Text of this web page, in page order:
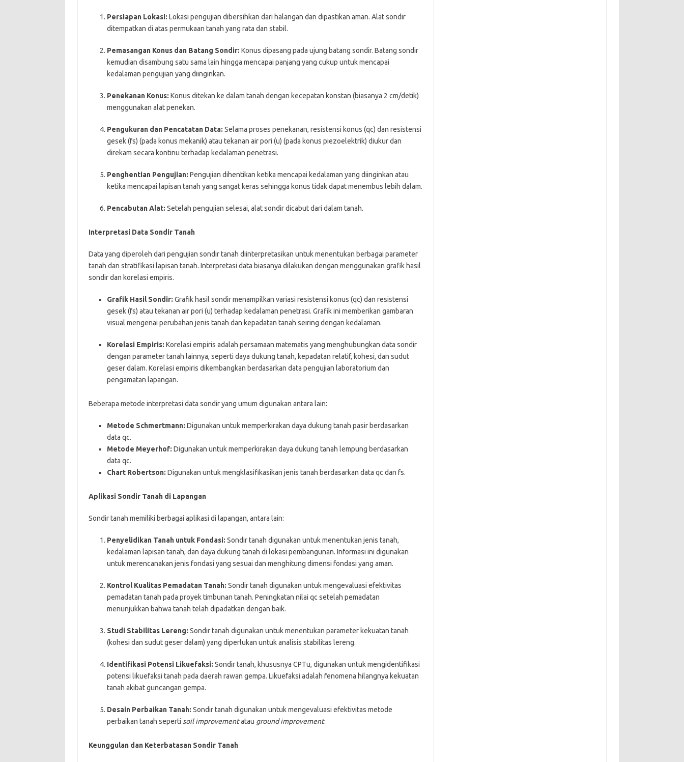
Persiapan Lokasi: Lokasi pengujian dibersihkan dari halangan dan dipastikan aman. Alat sondir
ditempatkan di atas permukaan tanah yang rata dan stabil.
Pemasangan Konus dan Batang Sondir: Konus dipasang pada ujung batang sondir. Batang sondir
kemudian disambung satu sama lain hingga mencapai panjang yang cukup untuk mencapai
kedalaman pengujian yang diinginkan.
Penekanan Konus: Konus ditekan ke dalam tanah dengan kecepatan konstan (biasanya 2 cm/detik)
menggunakan alat penekan.
Pengukuran dan Pencatatan Data: Selama proses penekanan, resistensi konus (qc) dan resistensi
gesek (fs) (pada konus mekanik) atau tekanan air pori (u) (pada konus piezoelektrik) diukur dan
direkam secara kontinu terhadap kedalaman penetrasi.
Penghentian Pengujian: Pengujian dihentikan ketika mencapai kedalaman yang diinginkan atau
ketika mencapai lapisan tanah yang sangat keras sehingga konus tidak dapat menembus lebih dalam.
Pencabutan Alat: Setelah pengujian selesai, alat sondir dicabut dari dalam tanah.
Interpretasi Data Sondir Tanah
Data yang diperoleh dari pengujian sondir tanah diinterpretasikan untuk menentukan berbagai parameter
tanah dan stratifikasi lapisan tanah. Interpretasi data biasanya dilakukan dengan menggunakan grafik hasil
sondir dan korelasi empiris.
Grafik Hasil Sondir: Grafik hasil sondir menampilkan variasi resistensi konus (qc) dan resistensi
gesek (fs) atau tekanan air pori (u) terhadap kedalaman penetrasi. Grafik ini memberikan gambaran
visual mengenai perubahan jenis tanah dan kepadatan tanah seiring dengan kedalaman.
Korelasi Empiris: Korelasi empiris adalah persamaan matematis yang menghubungkan data sondir
dengan parameter tanah lainnya, seperti daya dukung tanah, kepadatan relatif, kohesi, dan sudut
geser dalam. Korelasi empiris dikembangkan berdasarkan data pengujian laboratorium dan
pengamatan lapangan.
Beberapa metode interpretasi data sondir yang umum digunakan antara lain:
Metode Schmertmann: Digunakan untuk memperkirakan daya dukung tanah pasir berdasarkan
data qc.
Metode Meyerhof: Digunakan untuk memperkirakan daya dukung tanah lempung berdasarkan
data qc.
Chart Robertson: Digunakan untuk mengklasifikasikan jenis tanah berdasarkan data qc dan fs.
Aplikasi Sondir Tanah di Lapangan
Sondir tanah memiliki berbagai aplikasi di lapangan, antara lain:
Penyelidikan Tanah untuk Fondasi: Sondir tanah digunakan untuk menentukan jenis tanah,
kedalaman lapisan tanah, dan daya dukung tanah di lokasi pembangunan. Informasi ini digunakan
untuk merencanakan jenis fondasi yang sesuai dan menghitung dimensi fondasi yang aman.
Kontrol Kualitas Pemadatan Tanah: Sondir tanah digunakan untuk mengevaluasi efektivitas
pemadatan tanah pada proyek timbunan tanah. Peningkatan nilai qc setelah pemadatan
menunjukkan bahwa tanah telah dipadatkan dengan baik.
Studi Stabilitas Lereng: Sondir tanah digunakan untuk menentukan parameter kekuatan tanah
(kohesi dan sudut geser dalam) yang diperlukan untuk analisis stabilitas lereng.
Identifikasi Potensi Likuefaksi: Sondir tanah, khususnya CPTu, digunakan untuk mengidentifikasi
potensi likuefaksi tanah pada daerah rawan gempa. Likuefaksi adalah fenomena hilangnya kekuatan
tanah akibat guncangan gempa.
Desain Perbaikan Tanah: Sondir tanah digunakan untuk mengevaluasi efektivitas metode
perbaikan tanah seperti soil improvementatau ground improvement.
Keunggulan dan Keterbatasan Sondir Tanah